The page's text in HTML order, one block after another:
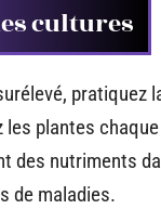
cultures
pratiquez
plantes
des nutriments
de maladies.